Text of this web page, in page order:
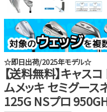
☆即日出荷/2025年モデル☆
【送料無料】キャス
ムメッキ セミグース
125G NSプロ